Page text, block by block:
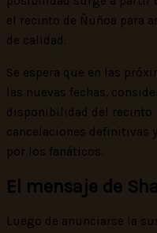
el recinto de Ñuñoa para
de calidad.
Se espera que en las
las nuevas fechas,
disponibilidad del
cancelaciones definitivas
por los fanáticos.
El mensaje de
Luego de anunciarse la